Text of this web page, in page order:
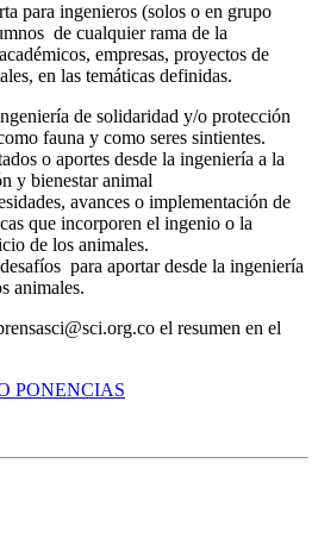
para ingenieros (solos o en grupo
de cualquier rama de la
empresas, proyectos de
en las temáticas definidas.
de solidaridad y/o protección
fauna y como seres sintientes.
o aportes desde la ingeniería a la
y bienestar animal
avances o implementación de
que incorporen el ingenio o la
de los animales.
para aportar desde la ingeniería
animales.
el resumen en el
PONENCIAS